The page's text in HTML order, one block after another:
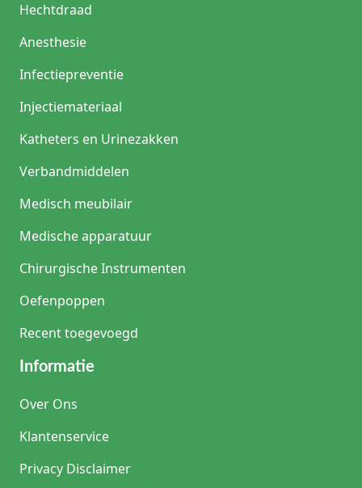
Hechtdraad
Anesthesie
Infectiepreventie
Injectiemateriaal
Katheters en Urinezakken
Verbandmiddelen
Medisch meubilair
Medische apparatuur
Chirurgische Instrumenten
Oefenpoppen
Recent toegevoegd
Informatie
Over Ons
Klantenservice
Privacy Disclaimer